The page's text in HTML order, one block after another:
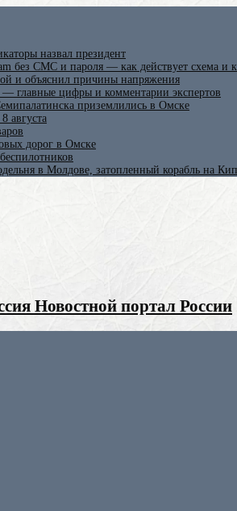
назвал президент
без СМС и пароля — как действует схема и
и объяснил причины напряжения
главные цифры и комментарии экспертов
приземлились в Омске
августа
дорог в Омске
в Молдове, затопленный корабль на
Новостной портал России